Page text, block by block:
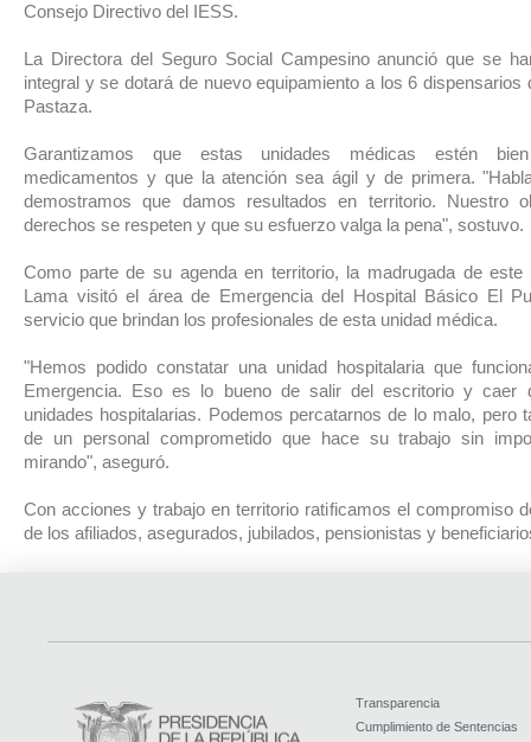
Consejo Directivo del IESS.
La Directora del Seguro Social Campesino anunció que se
integral y se dotará de nuevo equipamiento a los 6 dispensarios
Pastaza.
Garantizamos que estas unidades médicas estén
medicamentos y que la atención sea ágil y de primera.
demostramos que damos resultados en territorio. Nuestro
derechos se respeten y que su esfuerzo valga la pena", sostuvo.
Como parte de su agenda en territorio, la madrugada de
Lama visitó el área de Emergencia del Hospital Básico El
servicio que brindan los profesionales de esta unidad médica.
"Hemos podido constatar una unidad hospitalaria que
Emergencia. Eso es lo bueno de salir del escritorio y caer
unidades hospitalarias. Podemos percatarnos de lo malo, pero
de un personal comprometido que hace su trabajo sin
mirando", aseguró.
Con acciones y trabajo en territorio ratificamos el compromiso
de los afiliados, asegurados, jubilados, pensionistas y
Transparencia
Cumplimiento de Sentencias